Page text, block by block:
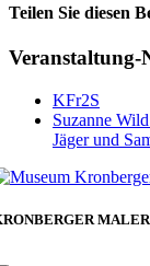
Teilen Sie diesen
Facebook
Veranstaltung-
KFr2S
Suzanne
Jäger und